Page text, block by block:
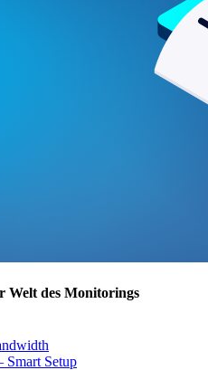
Welt des Monitorings
Setup